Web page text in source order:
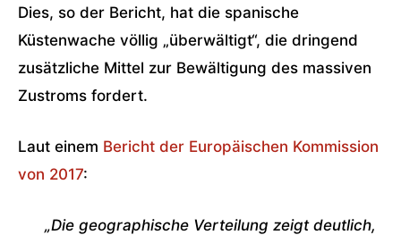
Dies, so der Bericht, hat die spanische
Küstenwache völlig „überwältigt“, die dringend
zusätzliche Mittel zur Bewältigung des massiven
Zustroms fordert.
Laut einem Bericht der Europäischen Kommission
von 2017:
„Die geographische Verteilung zeigt deutlich,